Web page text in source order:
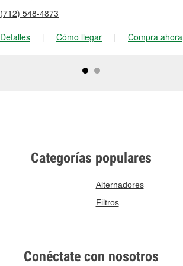
(712) 548-4873
Detalles
| Cómo llegar | Compra ahora
Categorías populares
Alternadores
Filtros
Conéctate con nosotros